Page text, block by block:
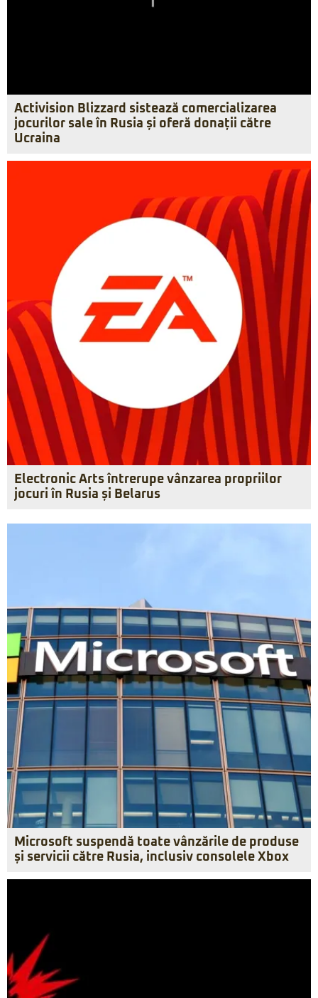
Activision Blizzard sistează comercializarea
jocurilor sale în Rusia și oferă donații către
Ucraina
Electronic Arts întrerupe vânzarea propriilor
jocuri în Rusia și Belarus
Microsoft suspendă toate vânzările de produse
și servicii către Rusia, inclusiv consolele Xbox